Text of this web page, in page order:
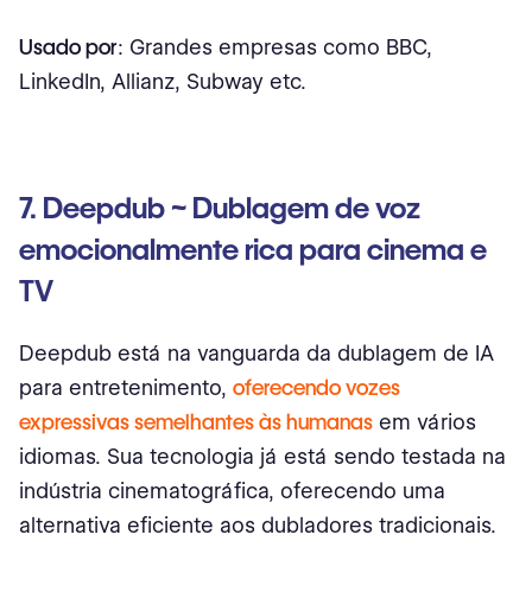
Usado por: Grandes empresas como BBC,
LinkedIn, Allianz, Subway etc.
7. Deepdub ~ Dublagem de voz
emocionalmente rica para cinema e
TV
Deepdub está na vanguarda da dublagem de IA
para entretenimento, oferecendo vozes
expressivas semelhantes às humanas em vários
idiomas. Sua tecnologia já está sendo testada na
indústria cinematográfica, oferecendo uma
alternativa eficiente aos dubladores tradicionais.